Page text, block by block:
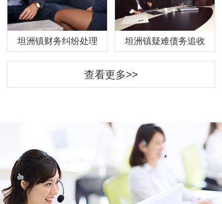
坦洲镇财务纠纷处理 坦洲镇疑难债务追收
查看更多>>